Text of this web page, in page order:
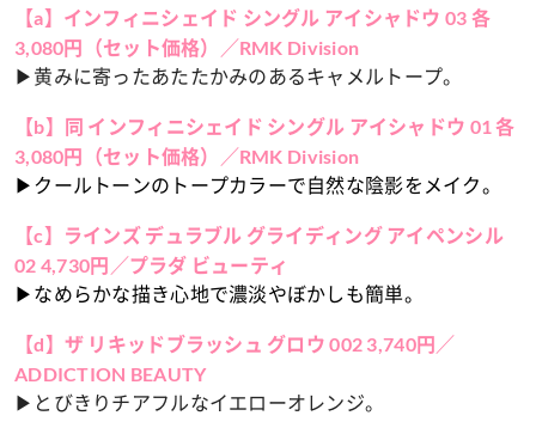
【a】インフィニシェイド シングル アイシャドウ 03 各
3,080円（セット価格）／RMK Division
▶黄みに寄ったあたたかみのあるキャメルトープ。
【b】同 インフィニシェイド シングル アイシャドウ 01 各
3,080円（セット価格）／RMK Division
▶クールトーンのトープカラーで自然な陰影をメイク。
【c】ラインズ デュラブル グライディング アイペンシル
02 4,730円／プラダ ビューティ
▶なめらかな描き心地で濃淡やぼかしも簡単。
【d】ザ リキッドブラッシュ グロウ 002 3,740円／
ADDICTION BEAUTY
▶とびきりチアフルなイエローオレンジ。